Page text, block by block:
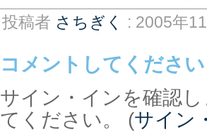
投稿者 さちぎく : 2005年
コメントしてください
サイン・インを確認
てください。 (サイン